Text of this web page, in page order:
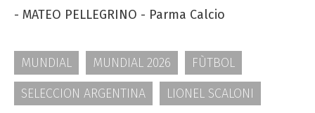
- MATEO PELLEGRINO - Parma Calcio
MUNDIAL MUNDIAL 2026
FÙTBOL
SELECCION ARGENTINA
LIONEL SCALONI